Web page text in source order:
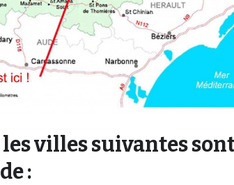
villes suivantes
: